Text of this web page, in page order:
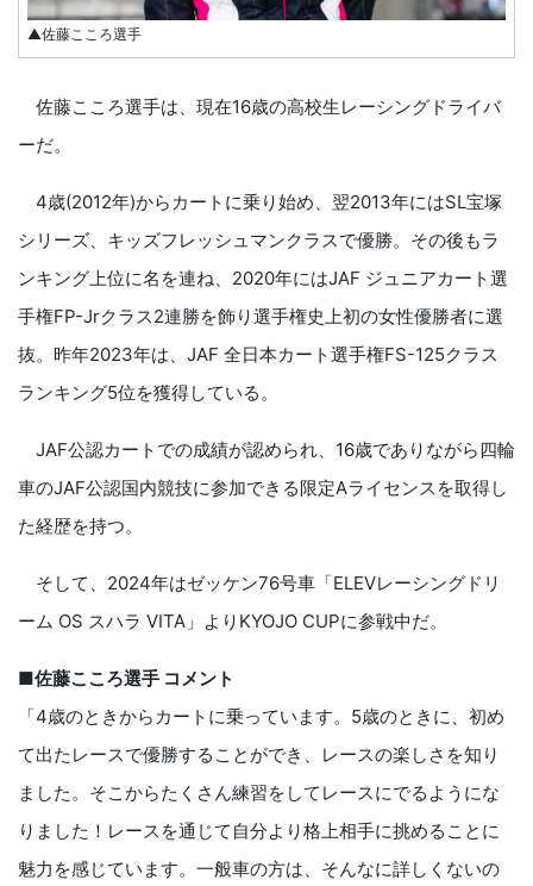
▲佐藤こころ選手
佐藤こころ選手は、現在16歳の高校生レーシングドライバ
ーだ。
4歳(2012年)からカートに乗り始め、翌2013年にはSL宝塚
シリーズ、キッズフレッシュマンクラスで優勝。その後もラ
ンキング上位に名を連ね、2020年にはJAF ジュニアカート選
手権FP-Jrクラス2連勝を飾り選手権史上初の女性優勝者に選
抜。昨年2023年は、JAF 全日本カート選手権FS-125クラス
ランキング5位を獲得している。
JAF公認カートでの成績が認められ、16歳でありながら四輪
車のJAF公認国内競技に参加できる限定Aライセンスを取得し
た経歴を持つ。
そして、2024年はゼッケン76号車「ELEVレーシングドリ
ーム OS スハラ VITA」よりKYOJO CUPに参戦中だ。
■佐藤こころ選手 コメント
「4歳のときからカートに乗っています。5歳のときに、初め
て出たレースで優勝することができ、レースの楽しさを知り
ました。そこからたくさん練習をしてレースにでるようにな
りました！レースを通じて自分より格上相手に挑めることに
魅力を感じています。一般車の方は、そんなに詳しくないの